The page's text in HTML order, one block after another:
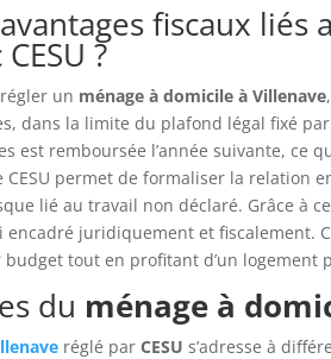
fiscaux liés
?
un ménage à domicile à Villenave
dans la limite du plafond légal fixé
est remboursée l’année suivante, ce
permet de formaliser la relation
lié au travail non déclaré. Grâce à
encadré juridiquement et fiscalement.
tout en profitant d’un logement
du ménage à
réglé parCESU s’adresse à